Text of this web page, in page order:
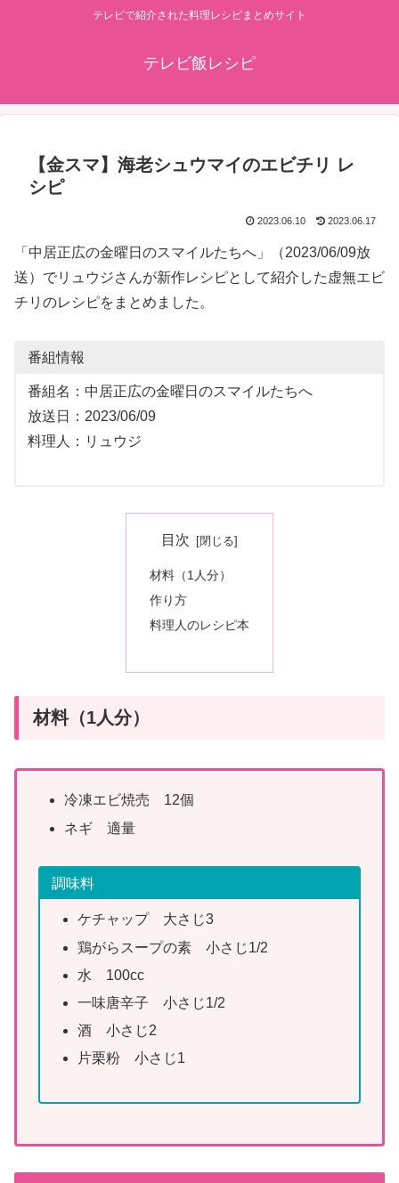
テレビで紹介された料理レシピまとめサイト
テレビ飯レシピ
【金スマ】海老シュウマイのエビチリ レ
シピ
2023.06.10 2023.06.17
「中居正広の金曜日のスマイルたちへ」（2023/06/09放
送）でリュウジさんが新作レシピとして紹介した虚無エビ
チリのレシピをまとめました。
番組情報
番組名：中居正広の金曜日のスマイルたちへ
放送日：2023/06/09
料理人：リュウジ
目次
材料（1人分）
作り方
料理人のレシピ本
材料（1人分）
冷凍エビ焼売 12個
ネギ 適量
調味料
ケチャップ 大さじ3
鶏がらスープの素 小さじ1/2
水 100cc
一味唐辛子 小さじ1/2
酒 小さじ2
片栗粉 小さじ1